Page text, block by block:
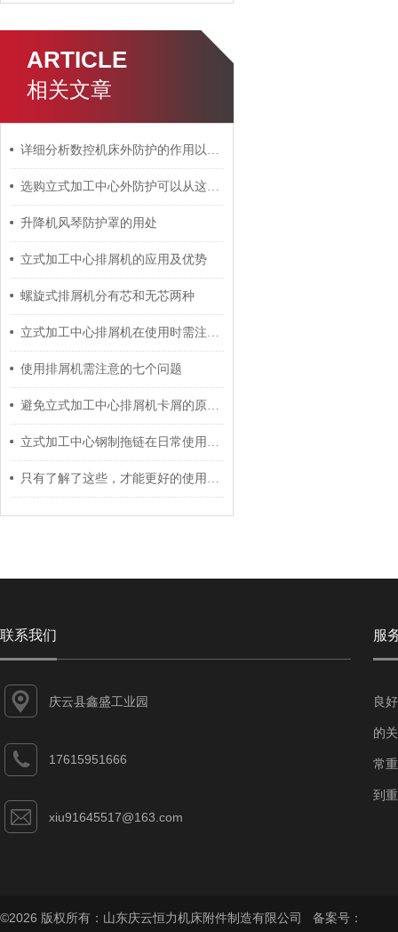
ARTICLE
相关文章
详细分析数控机床外防护的作用以及使用特性
选购立式加工中心外防护可以从这5点分辨好坏
升降机风琴防护罩的用处
立式加工中心排屑机的应用及优势
螺旋式排屑机分有芯和无芯两种
立式加工中心排屑机在使用时需注意些什么事项？
使用排屑机需注意的七个问题
避免立式加工中心排屑机卡屑的原因及故障处理方案
立式加工中心钢制拖链在日常使用中需注意以下事项！
只有了解了这些，才能更好的使用数控机床尼龙拖链
联系我们
庆云县鑫盛工业园
17615951666
xiu91645517@163.com
服
良
的
常
到
©2026 版权所有：山东庆云恒力机床附件制造有限公司 备案号：